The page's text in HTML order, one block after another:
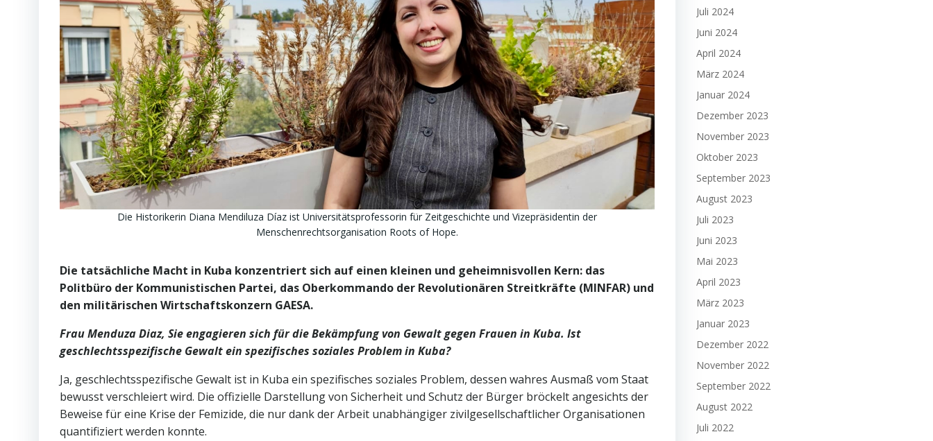
Die Historikerin Diana Mendiluza Díaz ist Universitätsprofessorin für Zeitgeschichte und Vizepräsidentin der
Menschenrechtsorganisation Roots of Hope.
Die tatsächliche Macht in Kuba konzentriert sich auf einen kleinen und geheimnisvollen Kern: das
Politbüro der Kommunistischen Partei, das Oberkommando der Revolutionären Streitkräfte (MINFAR) und
den militärischen Wirtschaftskonzern GAESA.
Frau Menduza Diaz, Sie engagieren sich für die Bekämpfung von Gewalt gegen Frauen in Kuba. Ist
geschlechtsspezifische Gewalt ein spezifisches soziales Problem in Kuba?
Ja, geschlechtsspezifische Gewalt ist in Kuba ein spezifisches soziales Problem, dessen wahres Ausmaß vom Staat
bewusst verschleiert wird. Die offizielle Darstellung von Sicherheit und Schutz der Bürger bröckelt angesichts der
Beweise für eine Krise der Femizide, die nur dank der Arbeit unabhängiger zivilgesellschaftlicher Organisationen
quantifiziert werden konnte.
Juli 2024
Juni 2024
April 2024
März 2024
Januar 2024
Dezember 2023
November 2023
Oktober 2023
September 2023
August 2023
Juli 2023
Juni 2023
Mai 2023
April 2023
März 2023
Januar 2023
Dezember 2022
November 2022
September 2022
August 2022
Juli 2022